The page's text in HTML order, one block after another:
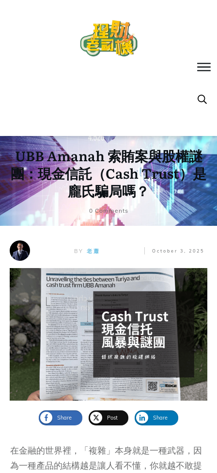
UBB Amanah 索賄案與股權謎
團：現金信託（Cash Trust）是
龐氏騙局嗎？
0 Comments
BY 老蕭 October 3, 2025
Share Post Share
在金融的世界裡，「複雜」本身就是一種武器，因
為一種產品的結構越是讓人看不懂，你就越不敢提